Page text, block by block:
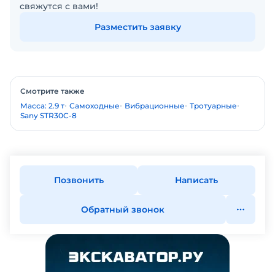
свяжутся с вами!
Разместить заявку
Смотрите также
Масса: 2.9 т Самоходные Вибрационные Тротуарные
Sany STR30C-8
Позвонить Написать
Обратный звонок